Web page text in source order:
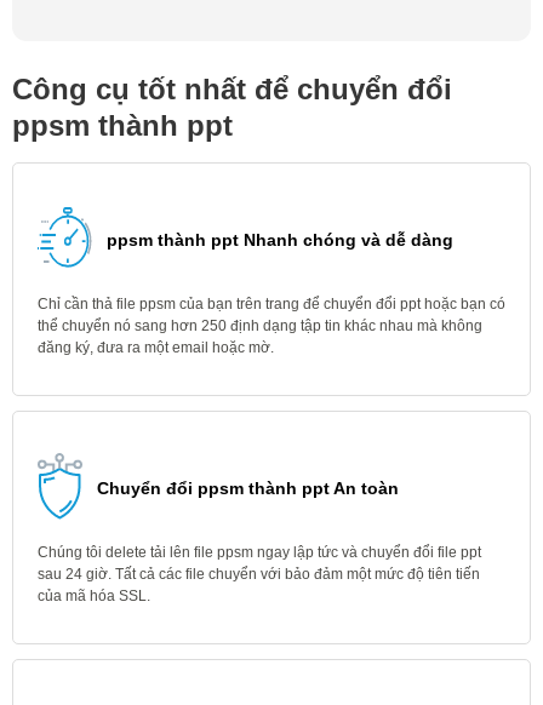
Công cụ tốt nhất để chuyển đổi
ppsm thành ppt
ppsm thành ppt Nhanh chóng và dễ dàng
Chỉ cần thả file ppsm của bạn trên trang để chuyển đổi ppt hoặc bạn có
thể chuyển nó sang hơn 250 định dạng tập tin khác nhau mà không
đăng ký, đưa ra một email hoặc mờ.
Chuyển đổi ppsm thành ppt An toàn
Chúng tôi delete tải lên file ppsm ngay lập tức và chuyển đổi file ppt
sau 24 giờ. Tất cả các file chuyển với bảo đảm một mức độ tiên tiến
của mã hóa SSL.